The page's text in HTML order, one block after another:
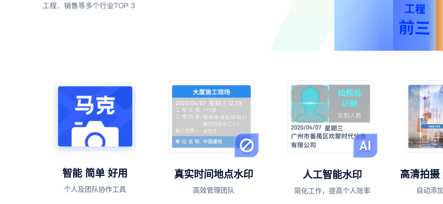
智能 简单 好用
个人及团队协作工具
真实时间地点水印
高效管理团队
人工智能水印
简化工作，提高个人效率
高清拍
自动添